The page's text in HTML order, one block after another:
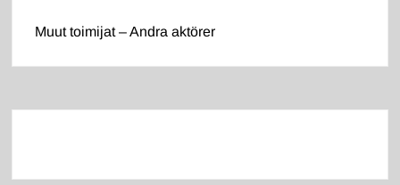
Muut toimijat – Andra aktörer